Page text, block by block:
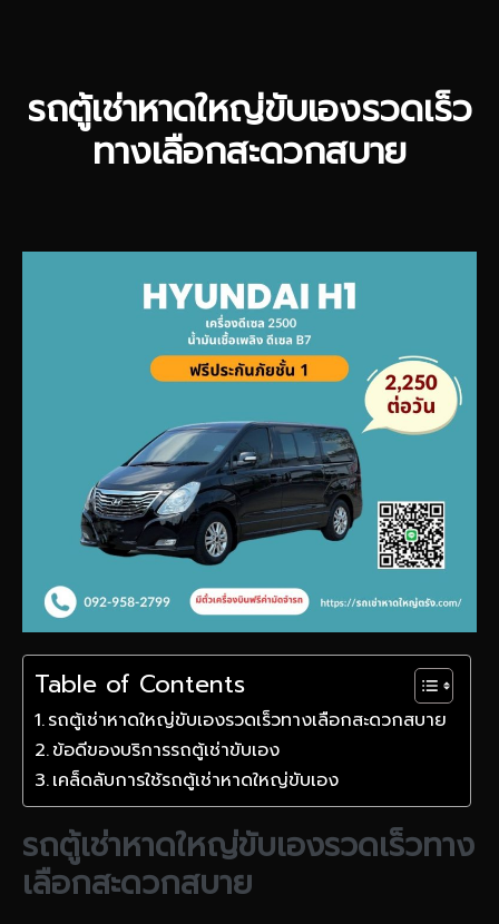
รถตู้เช่าหาดใหญ่ขับเองรวดเร็ว
ทางเลือกสะดวกสบาย
Table of Contents
รถตู้เช่าหาดใหญ่ขับเองรวดเร็วทางเลือกสะดวกสบาย
ข้อดีของบริการรถตู้เช่าขับเอง
เคล็ดลับการใช้รถตู้เช่าหาดใหญ่ขับเอง
รถตู้เช่าหาดใหญ่ขับเองรวดเร็วทาง
เลือกสะดวกสบาย